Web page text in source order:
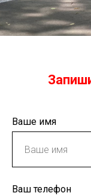
Ваше имя
Ваш телефон